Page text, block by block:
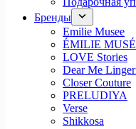
Бренды
Emilie Musee
ÉMILIE
LOVE Stories
Dear Me
Closer Couture
PRELUDIYA
Verse
Shikkosa